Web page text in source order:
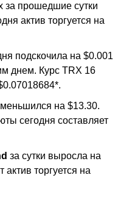
за прошедшие сутки
актив торгуется на
подскочила на $0.001
днем. Курс TRX 16
на $13.30.
сегодня составляет
за сутки выросла на
торгуется на